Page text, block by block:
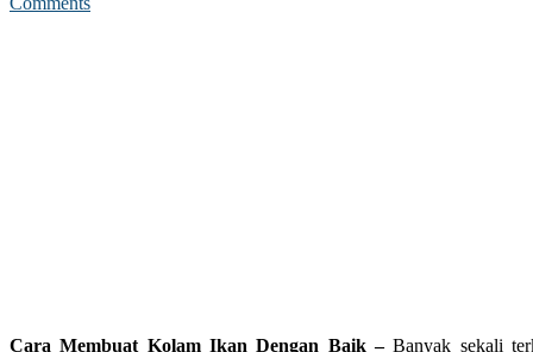
Cara Membuat Kolam Ikan Dengan Baik –Banyak sekali